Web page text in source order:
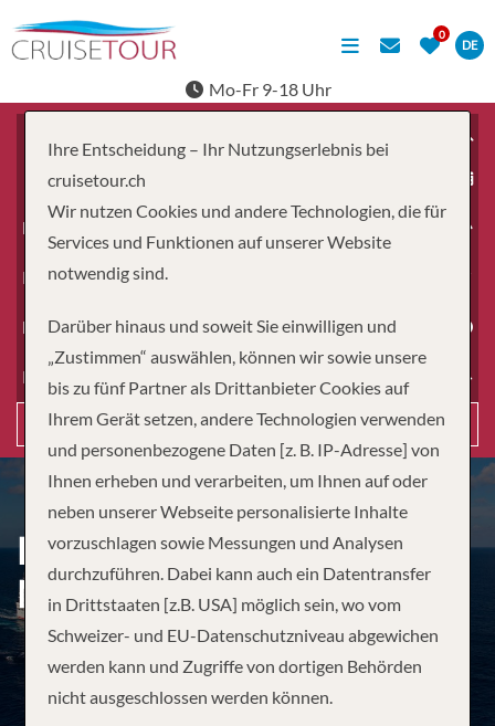
DE
Mo-Fr 9-18 Uhr
Erwachsene
Kinder
Dauer
Reiseart
Suchen
BAHAMAS AB BALTIMORE,
MD
Ihre Entscheidung – Ihr Nutzungserlebnis bei
cruisetour.ch
Wir nutzen Cookies und andere Technologien, die für
Services und Funktionen auf unserer Website
notwendig sind.
Darüber hinaus und soweit Sie einwilligen und
„Zustimmen“ auswählen, können wir sowie unsere
bis zu fünf Partner als Drittanbieter Cookies auf
Ihrem Gerät setzen, andere Technologien verwenden
und personenbezogene Daten [z. B. IP-Adresse] von
Ihnen erheben und verarbeiten, um Ihnen auf oder
neben unserer Webseite personalisierte Inhalte
vorzuschlagen sowie Messungen und Analysen
durchzuführen. Dabei kann auch ein Datentransfer
in Drittstaaten [z.B. USA] möglich sein, wo vom
Schweizer- und EU-Datenschutzniveau abgewichen
werden kann und Zugriffe von dortigen Behörden
nicht ausgeschlossen werden können.